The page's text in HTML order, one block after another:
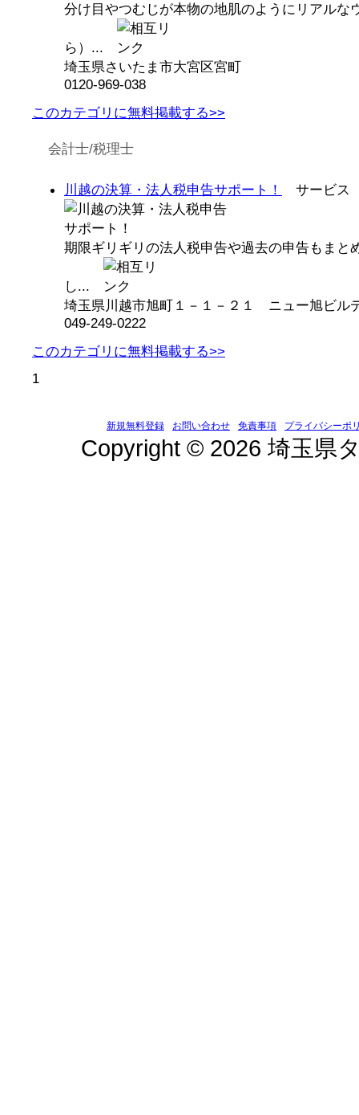
分け目やつむじが本物の地肌のようにリアルな
ら）...
埼玉県さいたま市大宮区宮町
0120-969-038
このカテゴリに無料掲載する>>
会計士/税理士
川越の決算・法人税申告サポート！ サービス
期限ギリギリの法人税申告や過去の申告もまと
し...
埼玉県川越市旭町１－１－２１ ニュー旭ビル
049-249-0222
このカテゴリに無料掲載する>>
1
新規無料登録 お問い合わせ 免責事項 プライバシーポ
Copyright © 2026 埼玉県